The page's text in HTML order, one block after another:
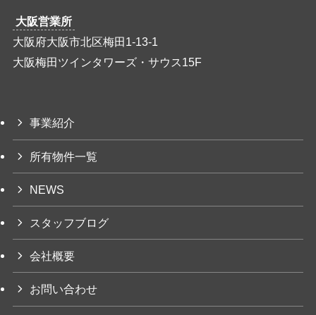
大阪営業所
大阪府大阪市北区梅田1-13-1
大阪梅田ツインタワーズ・サウス15F
事業紹介
所有物件一覧
NEWS
スタッフブログ
会社概要
お問い合わせ